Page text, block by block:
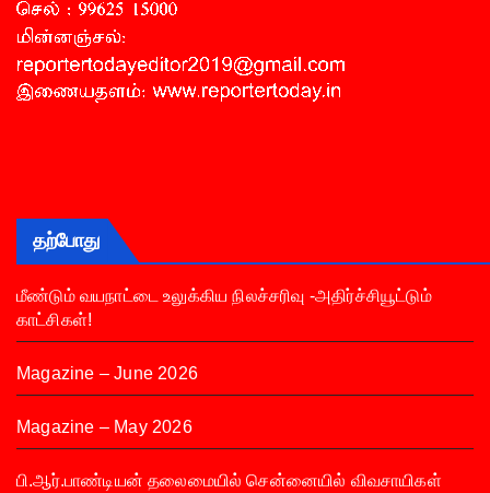
தற்போது
மீண்டும் வயநாட்டை உலுக்கிய நிலச்சரிவு -அதிர்ச்சியூட்டும்
காட்சிகள்!
Magazine – June 2026
Magazine – May 2026
பி.ஆர்.பாண்டியன் தலைமையில் சென்னையில் விவசாயிகள்